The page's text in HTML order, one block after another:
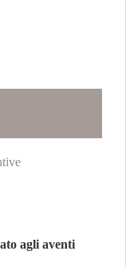
agli aventi